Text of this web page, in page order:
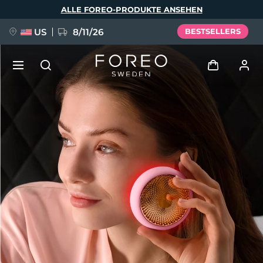
ALLE FOREO-PRODUKTE ANSEHEN
US 8/11/26 BESTSELLERS
Anmelden
Benutzerkonto
Meine Geräte
Meine Bestellungen
Meine Adressen
Meine Abonnements
FAQ™ Pure Beauty-Tech Elixir
BREAKING NEWS
issa™ Teeth Whitening Set
Sprache
Deutsch
Español
Français
Italiano
Português
Polski
Svenska
Русский
Türkçe
简体中文 繁體中文